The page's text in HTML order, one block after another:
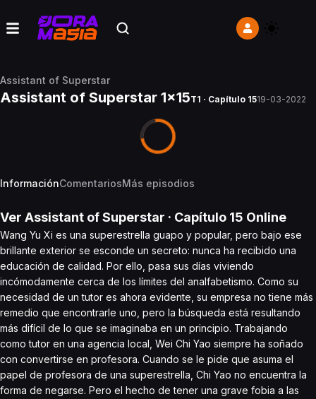
Assistant of Superstar
Assistant of Superstar 1x15T1 · Capítulo 1519-03-2022
InformaciónComentariosMás episodios
Ver Assistant of Superstar · Capítulo 15 Online
Wang Yu Xi es una superestrella guapo y popular, pero bajo ese
brillante exterior se esconde un secreto: nunca ha recibido una
educación de calidad. Por ello, pasa sus días viviendo
incómodamente cerca de los límites del analfabetismo. Como su
necesidad de un tutor es ahora evidente, su empresa no tiene más
remedio que encontrarle uno, pero la búsqueda está resultando
más difícil de lo que se imaginaba en un principio. Trabajando
como tutor en una agencia local, Wei Chi Yao siempre ha soñado
con convertirse en profesora. Cuando se le pide que asuma el
papel de profesora de una superestrella, Chi Yao no encuentra la
forma de negarse. Pero el hecho de tener una grave fobia a las